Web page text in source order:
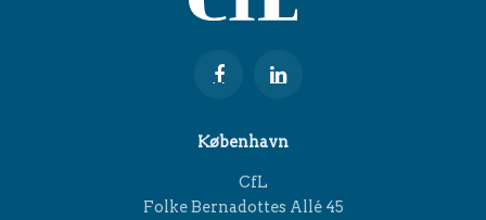
København
CfL
Folke Bernadottes Allé 45